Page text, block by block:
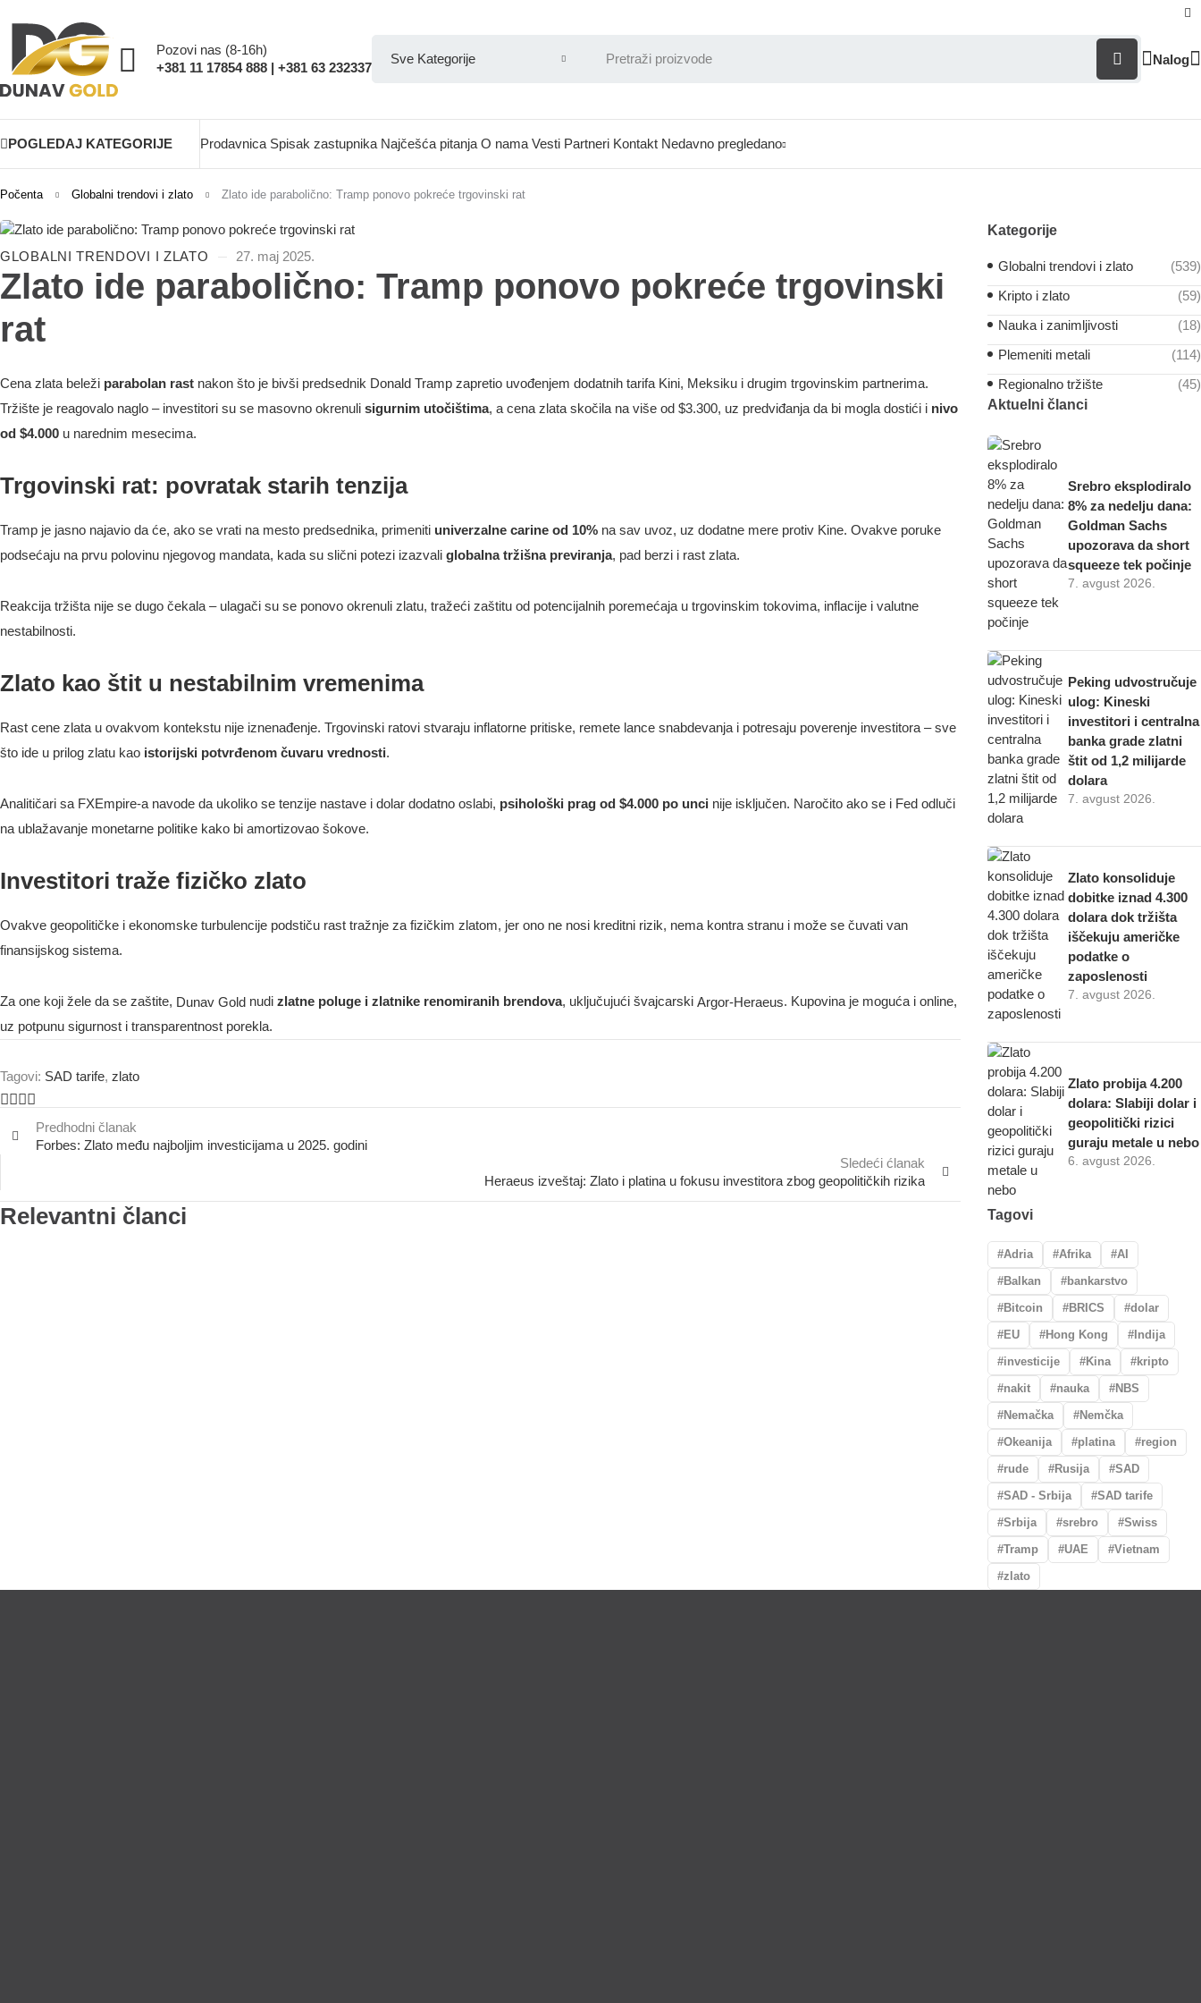
Pozovi nas (8-16h)
+381 11 17854 888 | +381 63 232337
Nalog
POGLEDAJ KATEGORIJE Prodavnica Spisak zastupnika Najčešća pitanja O nama Vesti Partneri Kontakt Nedavno pregledano
Počenta Globalni trendovi i zlato Zlato ide parabolično: Tramp ponovo pokreće trgovinski rat
GLOBALNI TRENDOVI I ZLATO 27. maj 2025.
Zlato ide parabolično: Tramp ponovo pokreće trgovinski
rat
Cena zlata beleži parabolan rast nakon što je bivši predsednik Donald Tramp zapretio uvođenjem dodatnih tarifa Kini, Meksiku i drugim trgovinskim partnerima.
Tržište je reagovalo naglo – investitori su se masovno okrenuli sigurnim utočištima, a cena zlata skočila na više od $3.300, uz predviđanja da bi mogla dostići i nivo
od $4.000 u narednim mesecima.
Trgovinski rat: povratak starih tenzija
Tramp je jasno najavio da će, ako se vrati na mesto predsednika, primeniti univerzalne carine od 10% na sav uvoz, uz dodatne mere protiv Kine. Ovakve poruke
podsećaju na prvu polovinu njegovog mandata, kada su slični potezi izazvali globalna tržišna previranja, pad berzi i rast zlata.
Reakcija tržišta nije se dugo čekala – ulagači su se ponovo okrenuli zlatu, tražeći zaštitu od potencijalnih poremećaja u trgovinskim tokovima, inflacije i valutne
nestabilnosti.
Zlato kao štit u nestabilnim vremenima
Rast cene zlata u ovakvom kontekstu nije iznenađenje. Trgovinski ratovi stvaraju inflatorne pritiske, remete lance snabdevanja i potresaju poverenje investitora – sve
što ide u prilog zlatu kao istorijski potvrđenom čuvaru vrednosti.
Analitičari sa FXEmpire-a navode da ukoliko se tenzije nastave i dolar dodatno oslabi, psihološki prag od $4.000 po unci nije isključen. Naročito ako se i Fed odluči
na ublažavanje monetarne politike kako bi amortizovao šokove.
Investitori traže fizičko zlato
Ovakve geopolitičke i ekonomske turbulencije podstiču rast tražnje za fizičkim zlatom, jer ono ne nosi kreditni rizik, nema kontra stranu i može se čuvati van
finansijskog sistema.
Za one koji žele da se zaštite, Dunav Gold nudi zlatne poluge i zlatnike renomiranih brendova, uključujući švajcarski Argor-Heraeus. Kupovina je moguća i online,
uz potpunu sigurnost i transparentnost porekla.
Tagovi: SAD tarife, zlato
Predhodni članak
Forbes: Zlato među najboljim investicijama u 2025. godini
Sledeći ćlanak
Heraeus izveštaj: Zlato i platina u fokusu investitora zbog geopolitičkih rizika
Relevantni članci
Kategorije
Globalni trendovi i zlato
(539)
Kripto i zlato
(59)
Nauka i zanimljivosti
(18)
Plemeniti metali
(114)
Regionalno tržište
(45)
Aktuelni članci
Srebro eksplodiralo
8% za nedelju dana:
Goldman Sachs
upozorava da short
squeeze tek počinje
7. avgust 2026.
Peking udvostručuje
ulog: Kineski
investitori i centralna
banka grade zlatni
štit od 1,2 milijarde
dolara
7. avgust 2026.
Zlato konsoliduje
dobitke iznad 4.300
dolara dok tržišta
iščekuju američke
podatke o
zaposlenosti
7. avgust 2026.
Zlato probija 4.200
dolara: Slabiji dolar i
geopolitički rizici
guraju metale u nebo
6. avgust 2026.
Tagovi
Adria Afrika
AI
Balkan
bankarstvo
Bitcoin
BRICS
dolar
EU
Hong Kong
Indija
investicije
Kina
kripto
nakit
nauka
NBS
Nemačka
Nemčka
Okeanija
platina
region
rude
Rusija
SAD
SAD - Srbija
SAD tarife
Srbija
srebro
Swiss
Tramp
UAE
Vietnam
zlato